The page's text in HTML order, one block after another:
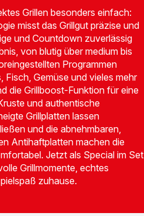
Grillen besonders einfach:
misst das Grillgut präzise und
und Countdown zuverlässig
von blutig über medium bis
Programmen
Fisch, Gemüse und vieles mehr
die Grillboost-Funktion für eine
und authentische
Grillplatten lassen
und die abnehmbaren,
Antihaftplatten machen die
Jetzt als Special im Set
Grillmomente, echtes
zuhause.